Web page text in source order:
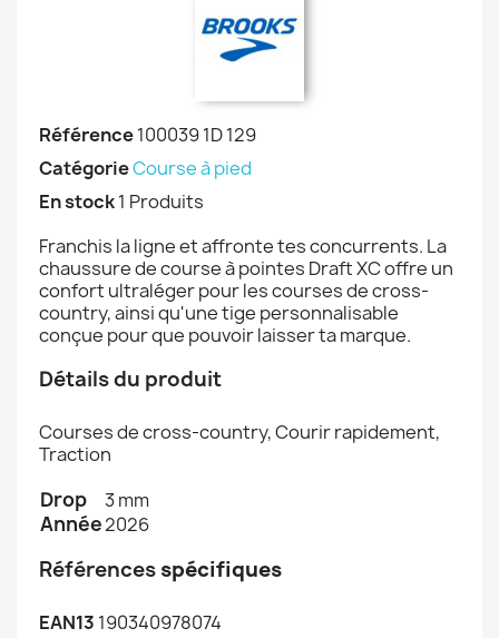
Référence100039 1D 129
CatégorieCourse à pied
En stock1 Produits
Franchis la ligne et affronte tes concurrents. La
chaussure de course à pointes Draft XC offre un
confort ultraléger pour les courses de cross-
country, ainsi qu'une tige personnalisable
conçue pour que pouvoir laisser ta marque.
Détails du produit
Courses de cross-country, Courir rapidement,
Traction
Drop 3 mm
Année2026
Références spécifiques
EAN13 190340978074